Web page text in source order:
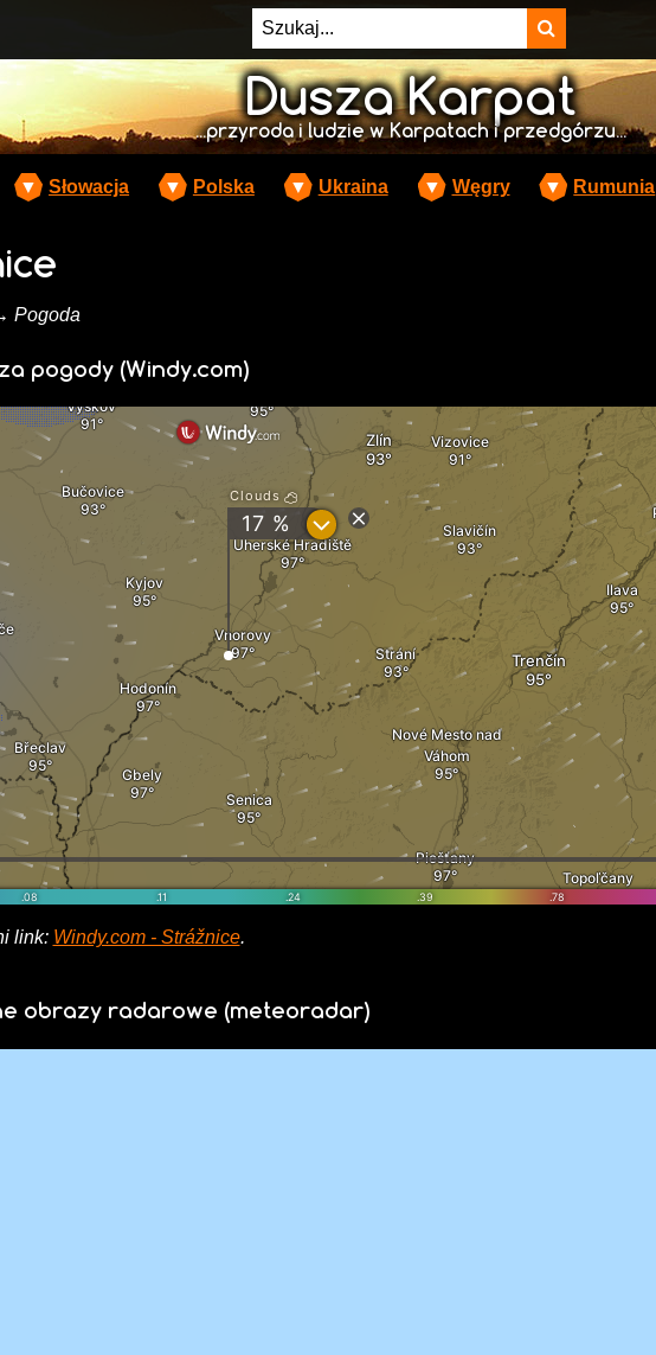
Dusza Karpat
...przyroda i ludzie w Karpatach i przedgórzu...
▼ Słowacja ▼ Polska ▼ Ukraina ▼ Węgry ▼ Rumunia
Pogoda
pogody (Windy.com)
link: Windy.com - Strážnice.
obrazy radarowe (meteoradar)